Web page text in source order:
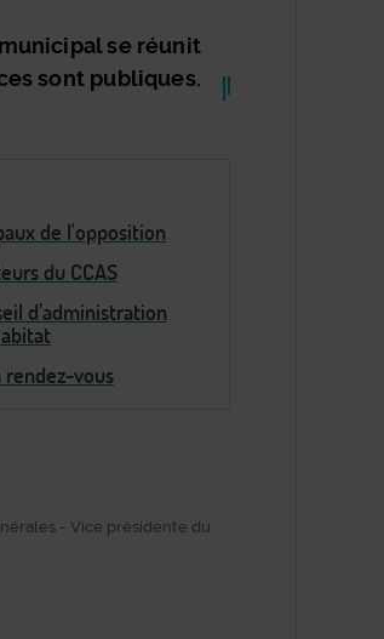
se réunit
sont publiques.
de l'opposition
du CCAS
d’administration
rendez-vous
- Vice présidente du